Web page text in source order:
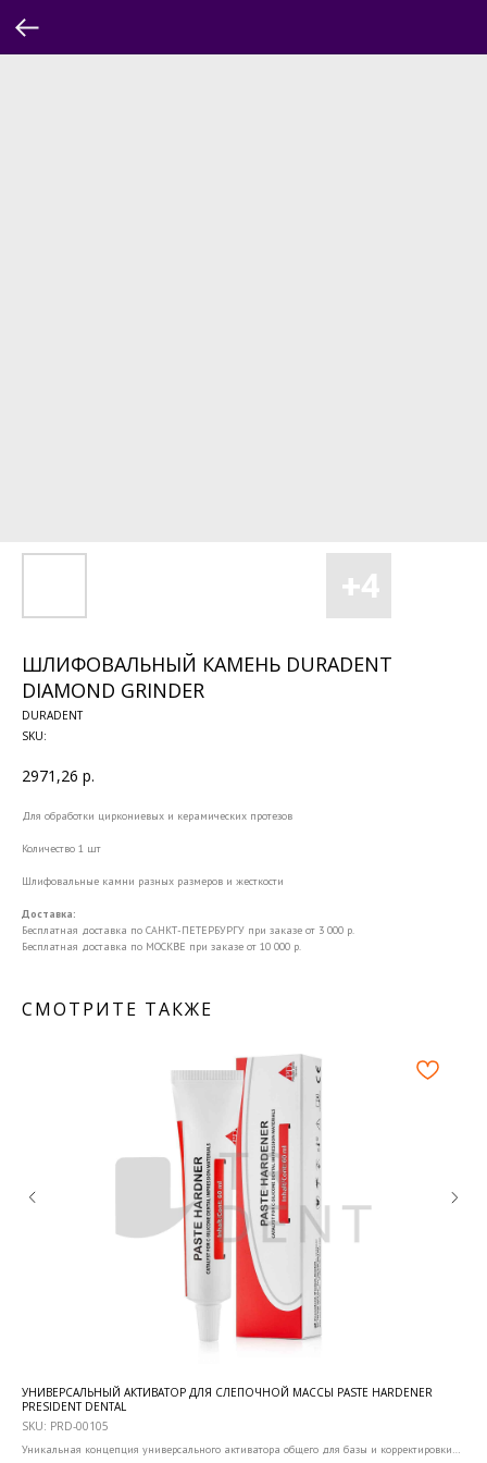
ШЛИФОВАЛЬНЫЙ КАМЕНЬ DURADENT
DIAMOND GRINDER
DURADENT
SKU:
2971,26 р.
Для обработки циркониевых и керамических протезов
Количество 1 шт
Шлифовальные камни разных размеров и жесткости
Доставка:
Бесплатная доставка по САНКТ-ПЕТЕРБУРГУ при заказе от 3 000 р.
Бесплатная доставка по МОСКВЕ при заказе от 10 000 р.
СМОТРИТЕ ТАКЖЕ
УНИВЕРСАЛЬНЫЙ АКТИВАТОР ДЛЯ СЛЕПОЧНОЙ МАССЫ PASTE HARDENER
PRESIDENT DENTAL
SKU: PRD-00105
Уникальная концепция универсального активатора общего для базы и корректировки